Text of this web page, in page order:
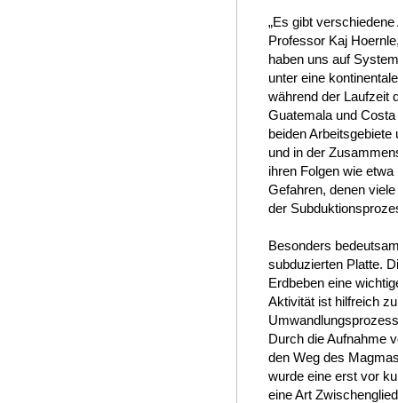
„Es gibt
Professor Kaj
haben uns auf
unter eine
während der Laufzeit
Guatemala und
beiden
und in der
ihren Folgen wie
Gefahren, denen
der
Besonders
subduzierten Platte.
Erdbeben eine
Aktivität ist hilfreich
Durch die Aufnahme
den Weg des
wurde eine erst vor
eine Art